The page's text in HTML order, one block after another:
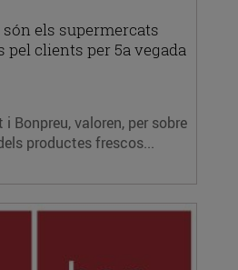
els supermercats
pel clients per 5a vegada
Bonpreu, valoren, per sobre
productes frescos...